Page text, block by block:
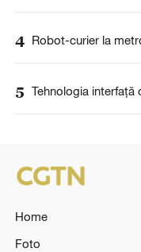
4 Robot-curier la
5 Tehnologia interfață
Home
Foto